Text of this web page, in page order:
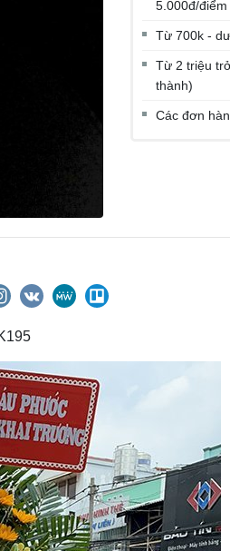
5.000đ/điểm
Từ 700k -
Từ 2 triệu
thành)
Các đơn